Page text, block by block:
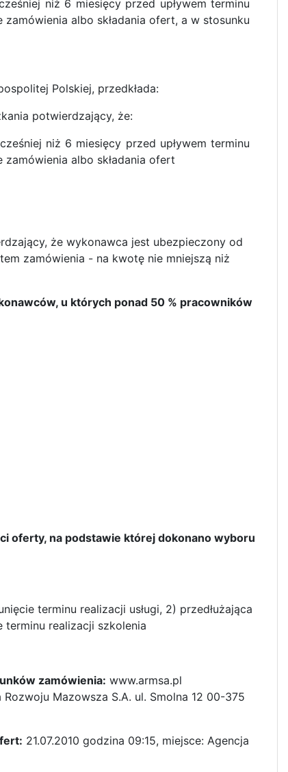
niż 6 miesięcy przed upływem terminu
albo składania ofert, a w stosunku
Polskiej, przedkłada:
potwierdzający, że:
niż 6 miesięcy przed upływem terminu
albo składania ofert
że wykonawca jest ubezpieczony od
zamówienia - na kwotę nie mniejszą niż
u których ponad 50 % pracowników
oferty, na podstawie której dokonano wyboru
terminu realizacji usługi, 2) przedłużająca
terminu realizacji szkolenia
zamówienia: www.armsa.pl
Rozwoju Mazowsza S.A. ul. Smolna 12 00-375
21.07.2010 godzina 09:15, miejsce: Agencja